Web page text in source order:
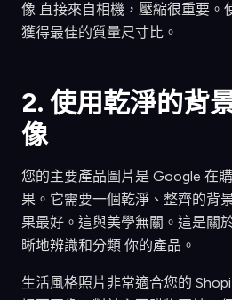
像 直接來自相機，壓縮很重要。
獲得最佳的質量尺寸比。
2. 使用乾淨的背
像
您的主要產品圖片是 Google 在
果。它需要一個乾淨、整齊的背
果最好。這與美學無關。這是關
晰地辨識和分類 你的產品。
生活風格照片非常適合您的